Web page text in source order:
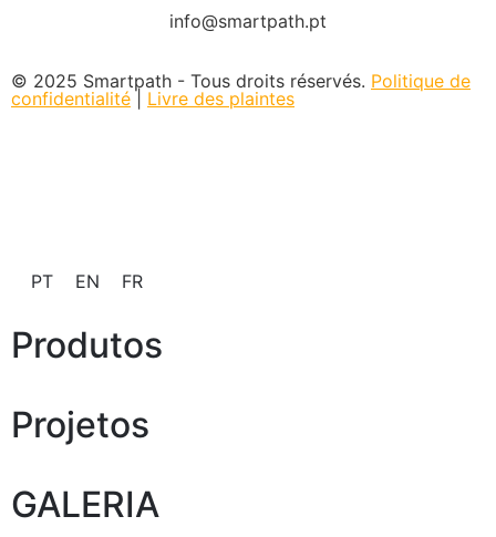
info@smartpath.pt
© 2025 Smartpath - Tous droits réservés. Politique de
confidentialité | Livre des plaintes
PT EN FR
Produtos
Projetos
GALERIA